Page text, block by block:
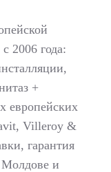
2006 года:
+
европейских
Villeroy &
гарантия
Молдове и